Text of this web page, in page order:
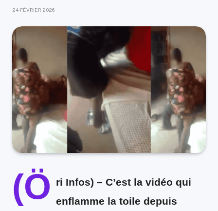
24 FÉVRIER 2026
(Ö ri Infos) – C’est la vidéo qui
enflamme la toile depuis